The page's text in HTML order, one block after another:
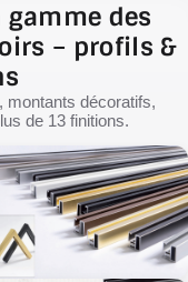
des
– profils &
montants décoratifs,
de 13 finitions.